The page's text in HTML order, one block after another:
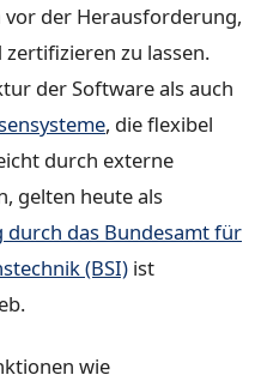
der Herausforderung,
zu lassen.
der Software als auch
, die flexibel
durch externe
gelten heute als
das Bundesamt für
(BSI) ist
wie